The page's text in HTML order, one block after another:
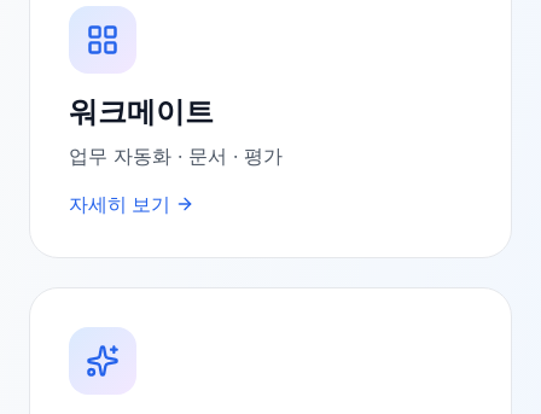
워크메이트
업무 자동화 · 문서 · 평가
자세히 보기